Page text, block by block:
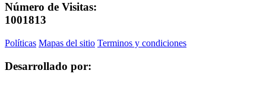
Número de Visitas:
1001813
Políticas Mapas del sitio Terminos y condiciones
Desarrollado por: